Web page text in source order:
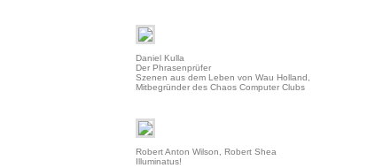
Daniel Kulla
Der Phrasenprüfer
Szenen aus dem Leben von Wau Holland,
Mitbegründer des Chaos Computer Clubs
Robert Anton Wilson, Robert Shea
Illuminatus!